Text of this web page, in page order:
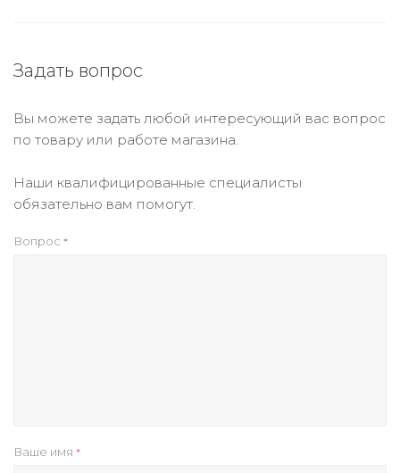
Задать вопрос
Вы можете задать любой интересующий вас вопрос
по товару или работе магазина.
Наши квалифицированные специалисты
обязательно вам помогут.
Вопрос *
Ваше имя *